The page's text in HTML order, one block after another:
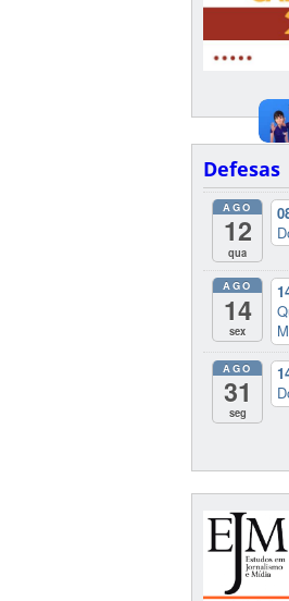
Defesas
AGO
12
qua
AGO
14
sex
AGO
31
seg